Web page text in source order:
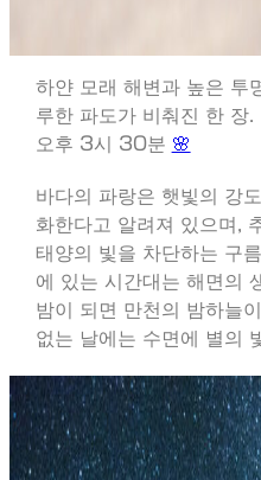
하얀 모래 해변과 높은 투
루한 파도가 비춰진 한 장.
오후 3시 30분 🌸
바다의 파랑은 햇빛의 강
화한다고 알려져 있으며,
태양의 빛을 차단하는 구
에 있는 시간대는 해면의
밤이 되면 만천의 밤하늘
없는 날에는 수면에 별의